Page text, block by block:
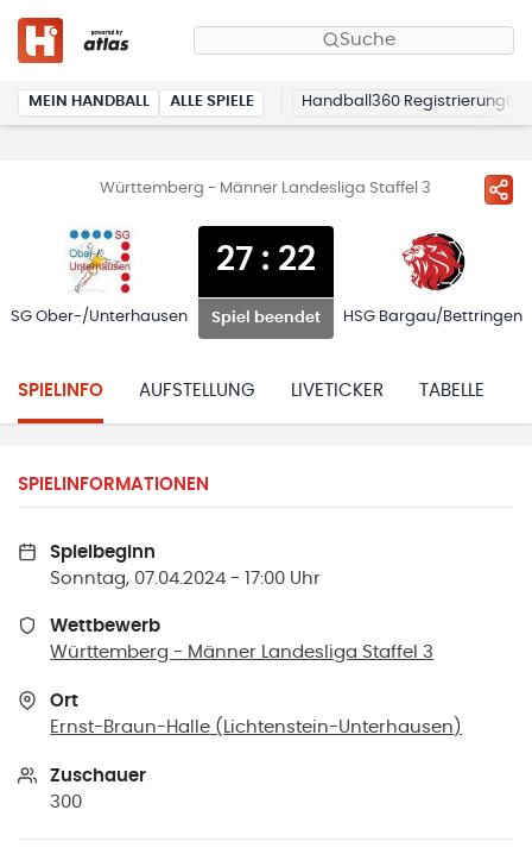
Suche
MEIN HANDBALL ALLE SPIELE Handball360 Registrierung
Württemberg - Männer Landesliga Staffel 3
SG Ober-/Unterhausen
27 : 22
Spiel beendet HSG Bargau/Bettringen
SPIELINFO AUFSTELLUNG LIVETICKER TABELLE
SPIELINFORMATIONEN
Spielbeginn
Sonntag, 07.04.2024 - 17:00 Uhr
Wettbewerb
Württemberg - Männer Landesliga Staffel 3
Ort
Ernst-Braun-Halle ( Lichtenstein-Unterhausen )
Zuschauer
300